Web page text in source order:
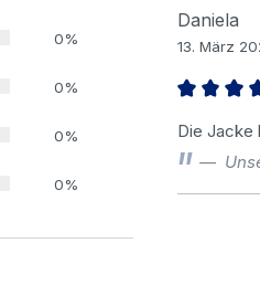
0%
0%
0%
0%
Daniela
13. März
Die Jacke